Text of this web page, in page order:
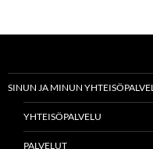
SINUN JA MINUN
YHTEISÖPALVELU
PALVELUT